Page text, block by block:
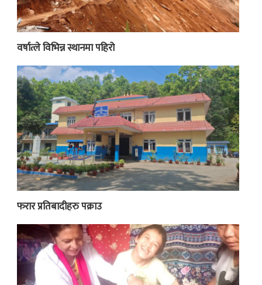
वर्षात्ले विभिन्न स्थानमा पहिरो
फरार प्रतिबादीहरु पक्राउ